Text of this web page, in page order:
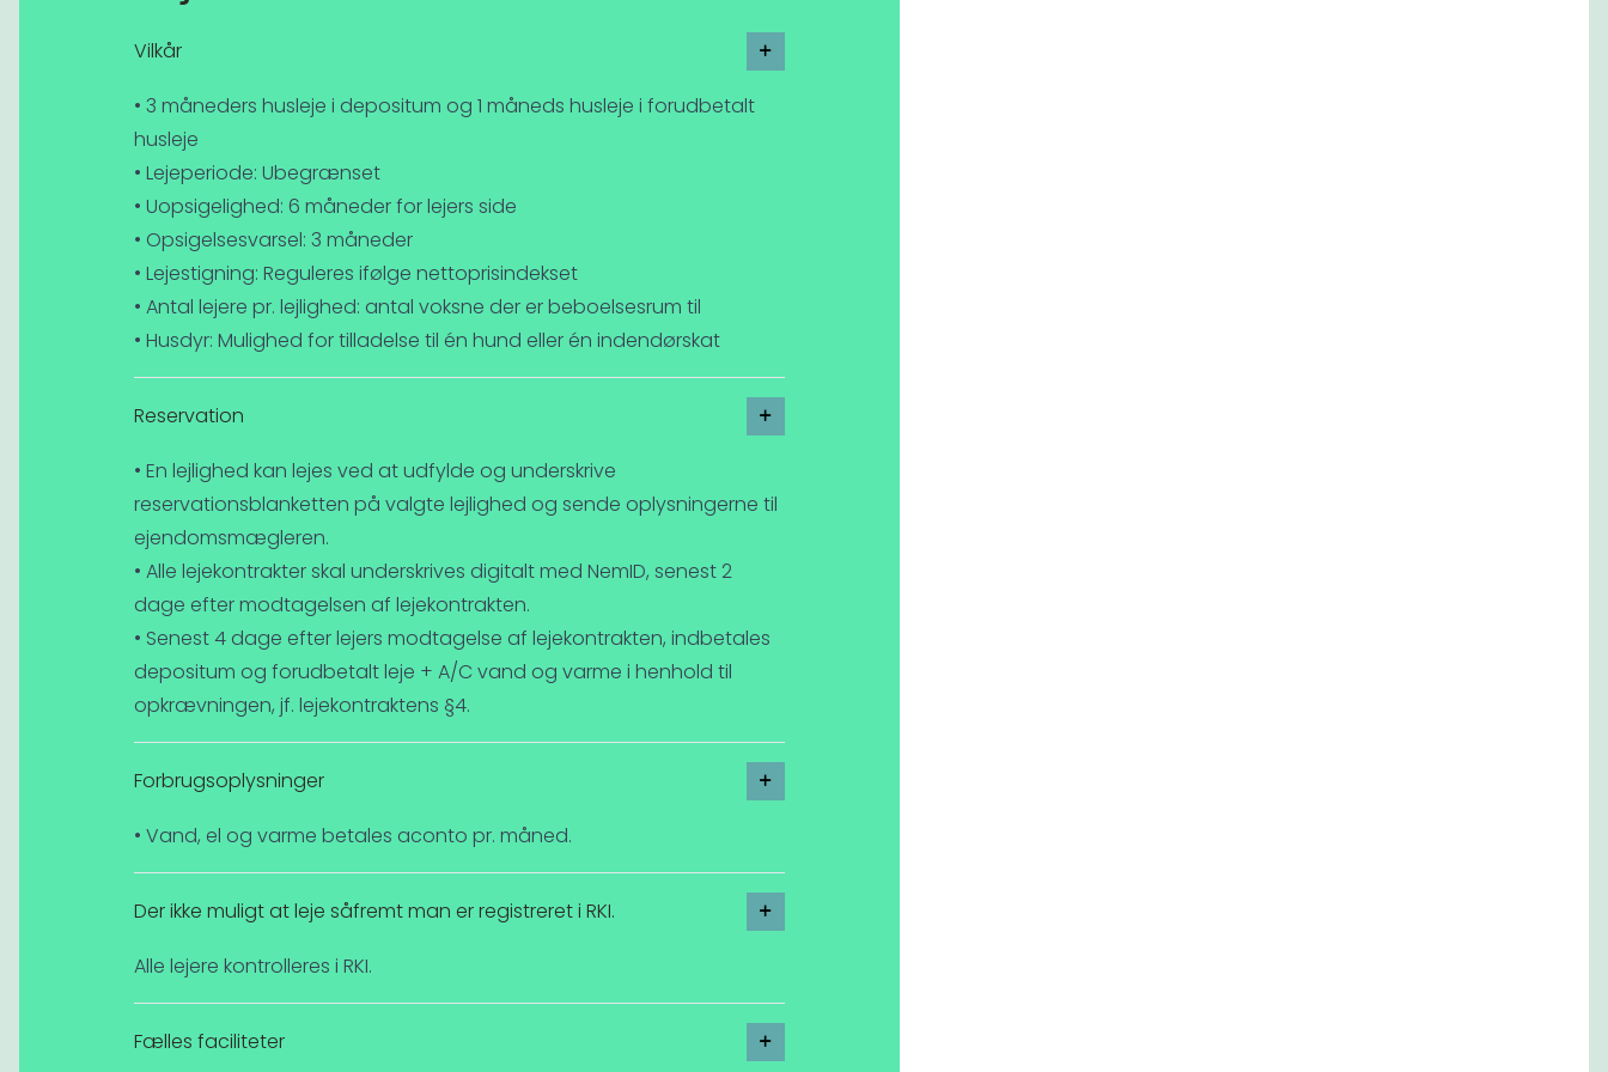
Vilkår
• 3 måneders husleje i depositum og 1 måneds husleje i forudbetalt
husleje
• Lejeperiode: Ubegrænset
• Uopsigelighed: 6 måneder for lejers side
• Opsigelsesvarsel: 3 måneder
• Lejestigning: Reguleres ifølge nettoprisindekset
• Antal lejere pr. lejlighed: antal voksne der er beboelsesrum til
• Husdyr: Mulighed for tilladelse til én hund eller én indendørskat
Reservation
• En lejlighed kan lejes ved at udfylde og underskrive
reservationsblanketten på valgte lejlighed og sende oplysningerne til
ejendomsmægleren.
• Alle lejekontrakter skal underskrives digitalt med NemID, senest 2
dage efter modtagelsen af lejekontrakten.
• Senest 4 dage efter lejers modtagelse af lejekontrakten, indbetales
depositum og forudbetalt leje + A/C vand og varme i henhold til
opkrævningen, jf. lejekontraktens §4.
Forbrugsoplysninger
• Vand, el og varme betales aconto pr. måned.
Der ikke muligt at leje såfremt man er registreret i RKI.
Alle lejere kontrolleres i RKI.
Fælles faciliteter